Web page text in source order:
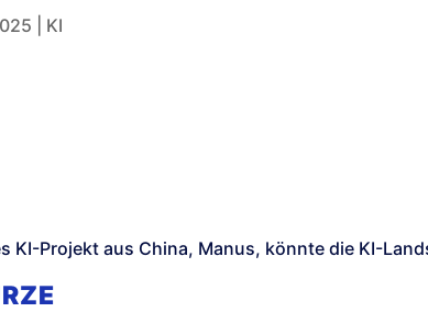
KI
KI-Projekt aus China, Manus, könnte die KI-